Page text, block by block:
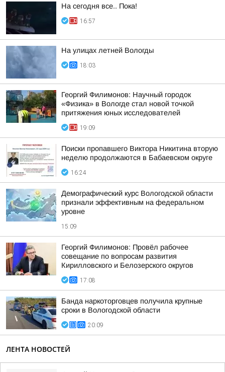
На сегодня все.. Пока!
16:57
На улицах летней Вологды
18:03
Георгий Филимонов: Научный городок
«Физика» в Вологде стал новой точкой
притяжения юных исследователей
19:09
Поиски пропавшего Виктора Никитина вторую
неделю продолжаются в Бабаевском округе
16:24
Демографический курс Вологодской области
признали эффективным на федеральном
уровне
15:09
Георгий Филимонов: Провёл рабочее
совещание по вопросам развития
Кирилловского и Белозерского округов
17:08
Банда наркоторговцев получила крупные
сроки в Вологодской области
20:09
ЛЕНТА НОВОСТЕЙ